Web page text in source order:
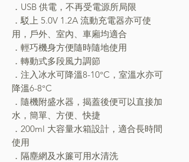
．USB 供電，不再受電源所局限
．駁上 5.0V 1.2A 流動充電器亦可使
用，戶外、室內、車廂均適合
．輕巧機身方便隨時隨地使用
．轉動式多段風力調節
．注入冰水可降溫8-10°C，室溫水亦可
降溫6-8°C
．隨機附盛水器，揭蓋後便可以直接加
水，簡單、方便、快捷
．200ml 大容量水箱設計，適合長時間
使用
．隔塵網及水簾可用水清洗